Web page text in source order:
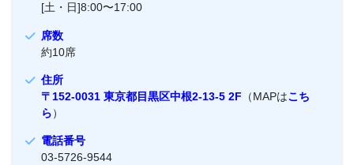
[土・日]8:00〜17:00
席数
約10席
住所
〒152-0031 東京都目黒区中根2-13-5 2F （MAPはこち
ら）
電話番号
03-5726-9544